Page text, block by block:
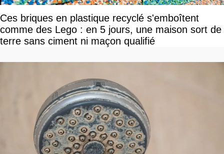
Ces briques en plastique recyclé s'emboîtent
comme des Lego : en 5 jours, une maison sort de
terre sans ciment ni maçon qualifié